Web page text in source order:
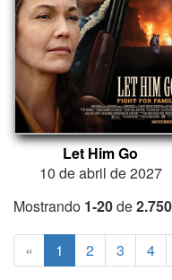
Let Him Go
10 de abril de 2027
Mostrando 1-20de2.750
« 1 2 3 4